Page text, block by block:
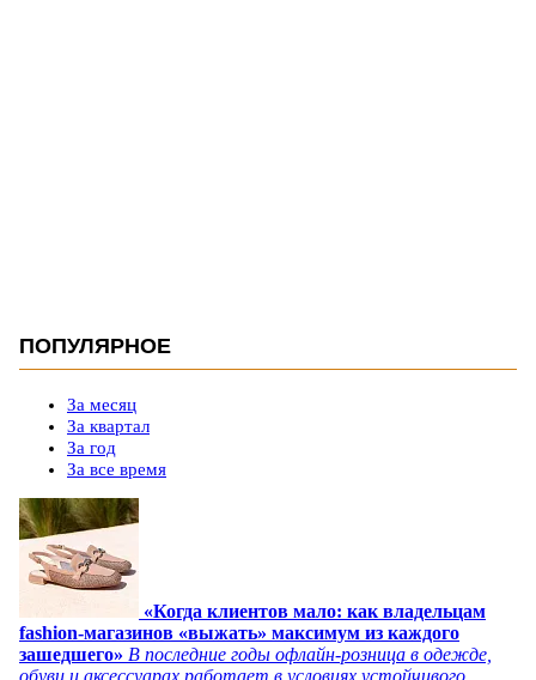
ПОПУЛЯРНОЕ
За месяц
За квартал
За год
За все время
«Когда клиентов мало: как владельцам
fashion-магазинов «выжать» максимум из каждого
зашедшего» В последние годы офлайн-розница в одежде,
обуви и аксессуарах работает в условиях устойчивого